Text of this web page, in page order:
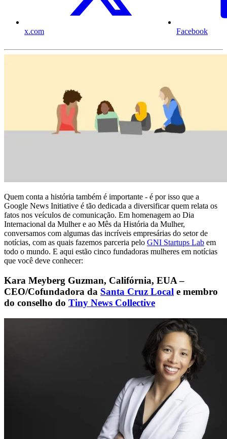
x.com Facebook
Quem conta a história também é importante - é por isso que a
Google News Initiative é tão dedicada a diversificar quem relata os
fatos nos veículos de comunicação. Em homenagem ao Dia
Internacional da Mulher e ao Mês da História da Mulher,
conversamos com algumas das incríveis empresárias do setor de
notícias, com as quais fazemos parceria pelo GNI Startups Lab em
todo o mundo. E aqui estão cinco fundadoras mulheres em notícias
que você deve conhecer:
Kara Meyberg Guzman, Califórnia, EUA –
CEO/Cofundadora da Santa Cruz Local e membro
do conselho do Tiny News Collective